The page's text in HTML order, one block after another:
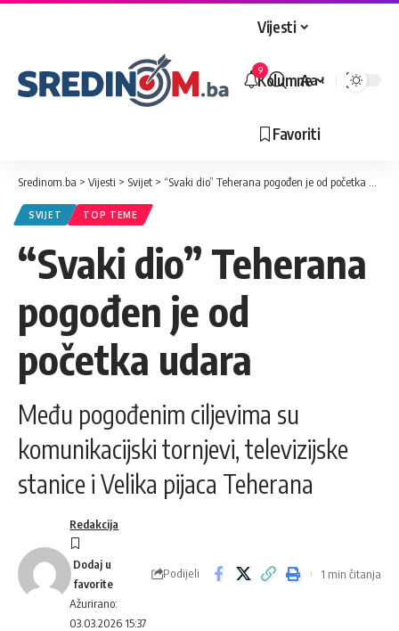
Vijesti
Kolumne
Favoriti
9
Veličina
Aa
Sredinom.ba > Vijesti > Svijet > “Svaki dio” Teherana pogođen je od početka udara
SVIJET TOP TEME
“Svaki dio” Teherana
pogođen je od
početka udara
Među pogođenim ciljevima su
komunikacijski tornjevi, televizijske
stanice i Velika pijaca Teherana
Ažurirano:
03.03.2026 15:37
Redakcija
Podijeli 1 min čitanja